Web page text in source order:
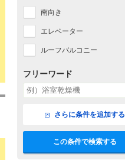
南向き
エレベーター
ルーフバルコニー
フリーワード
さらに条件を追加する
この条件で検索する